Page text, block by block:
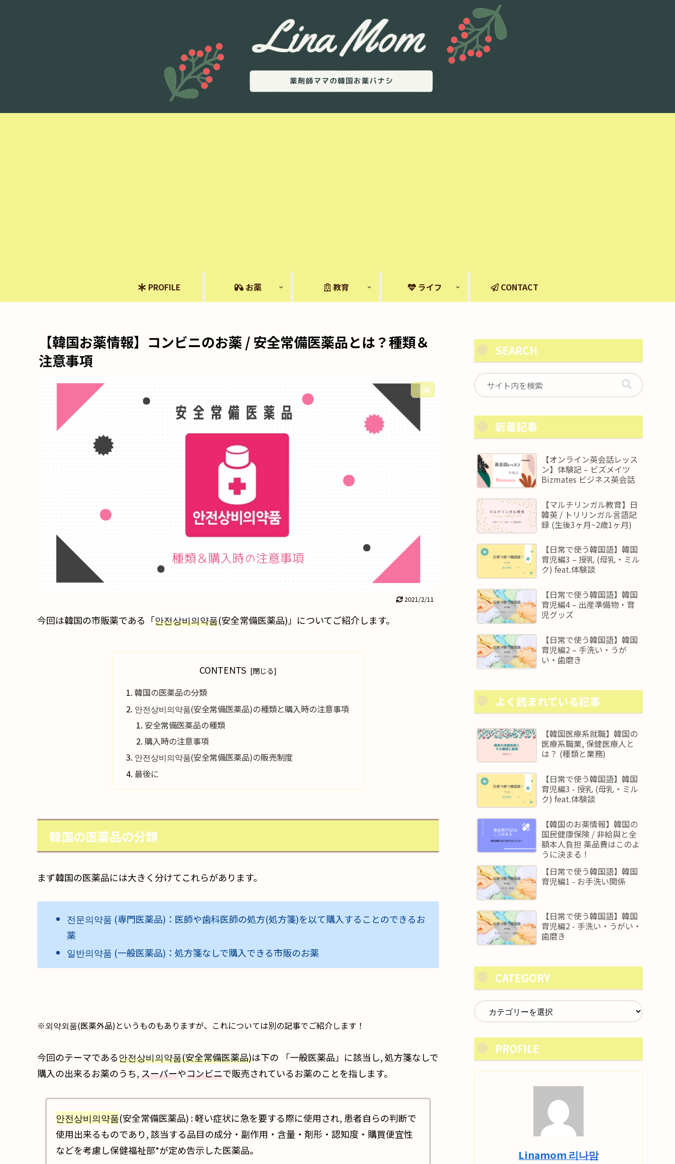
PROFILE お薬 教育 ライフ CONTACT
【韓国お薬情報】コンビニのお薬 / 安全常備医薬品とは？種類＆
注意事項
お薬
2021/2/11
今回は韓国の市販薬である「안전상비의약품(安全常備医薬品)」についてご紹介します。
CONTENTS
韓国の医薬品の分類
안전상비의약품(安全常備医薬品)の種類と購入時の注意事項
安全常備医薬品の種類
購入時の注意事項
안전상비의약품(安全常備医薬品)の販売制度
最後に
韓国の医薬品の分類
まず韓国の医薬品には大きく分けてこれらがあります。
전문의약품 (専門医薬品)：医師や歯科医師の処方(処方箋)を以て購入することのできるお
薬
일반의약품 (一般医薬品)：処方箋なしで購入できる市販のお薬
※외약외품(医薬外品)というものもありますが、これについては別の記事でご紹介します！
今回のテーマである안전상비의약품(安全常備医薬品)は下の 「一般医薬品」に該当し, 処方箋なしで
購入の出来るお薬のうち,スーパーやコンビニで販売されているお薬のことを指します。
안전상비의약품(安全常備医薬品) : 軽い症状に急を要する際に使用され, 患者自らの判断で
使用出来るものであり, 該当する品目の成分・副作用・含量・剤形・認知度・購買便宜性
などを考慮し保健福祉部*が定め告示した医薬品。
SEARCH
新着記事
【オンライン英会話レッス
ン】体験記 – ビズメイツ
Bizmates ビジネス英会話
【マルチリンガル教育】日
韓英 / トリリンガル言語記
録 (生後3ヶ月~2歳1ヶ月)
【日常で使う韓国語】韓国
育児編3 – 授乳 (母乳・ミル
ク) feat.体験談
【日常で使う韓国語】韓国
育児編4 – 出産準備物・育
児グッズ
【日常で使う韓国語】韓国
育児編2 – 手洗い・うが
い・歯磨き
よく読まれている記事
【韓国医療系就職】韓国の
医療系職業, 保健医療人と
は？ (種類と業務)
【日常で使う韓国語】韓国
育児編3 - 授乳 (母乳・ミル
ク) feat.体験談
【韓国のお薬情報】韓国の
国民健康保険 / 非給與と全
額本人負担 薬品費はこのよ
うに決まる！
【日常で使う韓国語】韓国
育児編1 - お手洗い関係
【日常で使う韓国語】韓国
育児編2 - 手洗い・うがい・
歯磨き
CATEGORY
PROFILE
Linamom 리나맘